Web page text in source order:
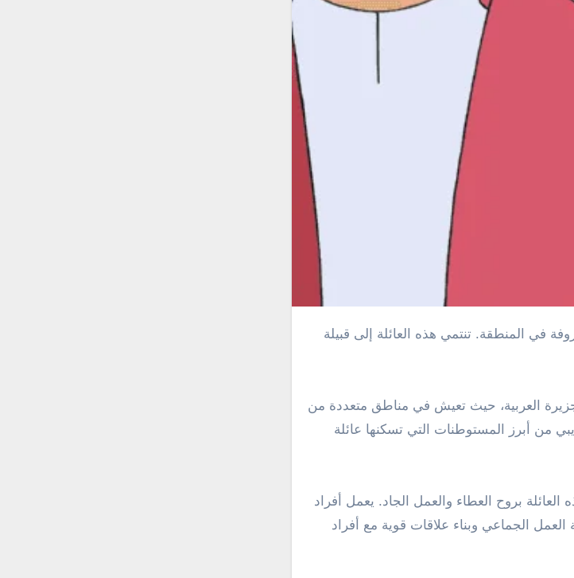
العربية، حيث تعيش في مناطق متعددة من
من أبرز المستوطنات التي تسكنها عائلة
بروح العطاء والعمل الجاد. يعمل أفراد
العمل الجماعي وبناء علاقات قوية مع أفراد